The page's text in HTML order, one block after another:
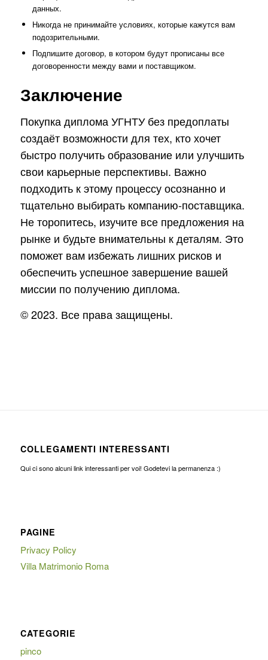
данных.
Никогда не принимайте условиях, которые кажутся вам
подозрительными.
Подпишите договор, в котором будут прописаны все
договоренности между вами и поставщиком.
Заключение
Покупка диплома УГНТУ без предоплаты
создаёт возможности для тех, кто хочет
быстро получить образование или улучшить
свои карьерные перспективы. Важно
подходить к этому процессу осознанно и
тщательно выбирать компанию-поставщика.
Не торопитесь, изучите все предложения на
рынке и будьте внимательны к деталям. Это
поможет вам избежать лишних рисков и
обеспечить успешное завершение вашей
миссии по получению диплома.
© 2023. Все права защищены.
COLLEGAMENTI INTERESSANTI
Qui ci sono alcuni link interessanti per voi! Godetevi la permanenza :)
PAGINE
Privacy Policy
Villa Matrimonio Roma
CATEGORIE
pinco